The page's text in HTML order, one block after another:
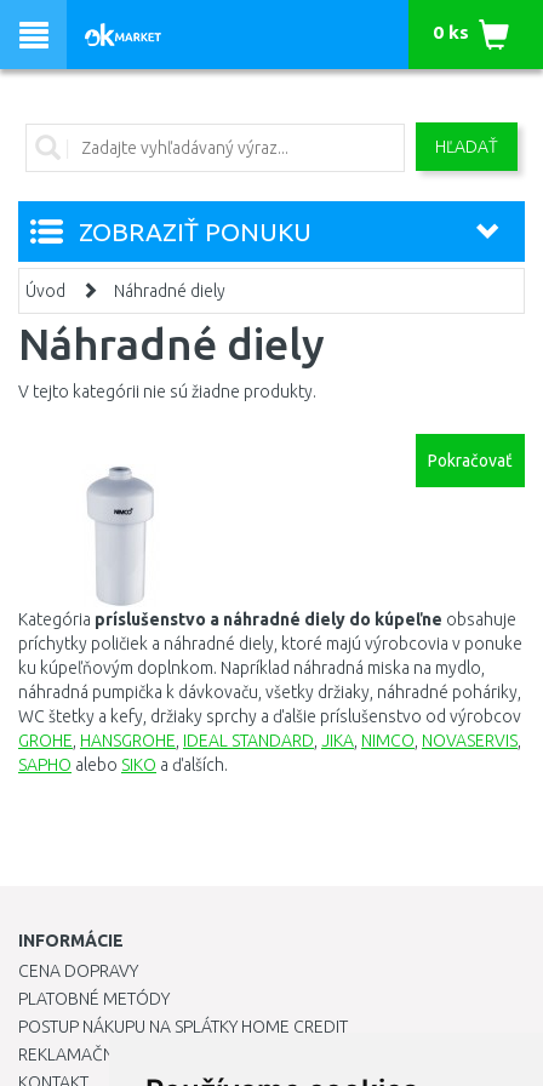
HĽADAŤ
0 ks
ZOBRAZIŤ PONUKU
Úvod Náhradné diely
Náhradné diely
V tejto kategórii nie sú žiadne produkty.
Pokračovať
Kategória príslušenstvo a náhradné diely do kúpeľne obsahuje
príchytky poličiek a náhradné diely ktoré majú výrobcovia v ponuke
ku kúpeľňovým doplnkom. Napríklad náhradná miska na mydlo,
náhradná pumpička k dávkovaču, všetky držiaky, náhradné poháriky,
WC štetky a kefy, držiaky sprchy a ďalšie príslušenstvo od výrobcov
GROHE HANSGROHE IDEAL STANDARD JIKA NIMCO NOVASERVIS
SAPHO alebo SIKO a ďalších.
INFORMÁCIE
CENA DOPRAVY
PLATOBNÉ METÓDY
POSTUP NÁKUPU NA SPLÁTKY HOME CREDIT
REKLAMAČNÝ PORIADOK